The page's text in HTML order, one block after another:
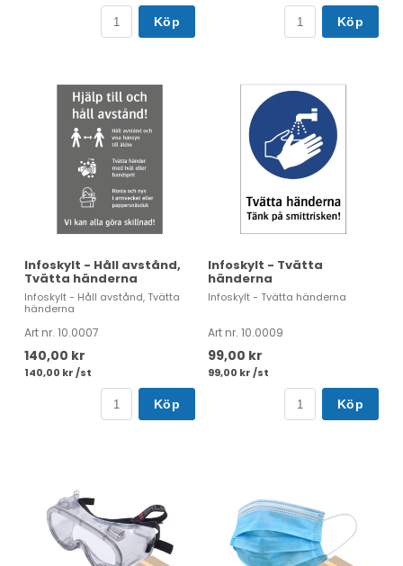
Köp Köp
Infoskylt - Håll avstånd,
Tvätta händerna
Infoskylt - Håll avstånd, Tvätta
händerna
Art nr. 10.0007
140,00 kr
140,00 kr /st
Köp
Infoskylt - Tvätta
händerna
Infoskylt - Tvätta händerna
Art nr. 10.0009
99,00 kr
99,00 kr /st
Köp